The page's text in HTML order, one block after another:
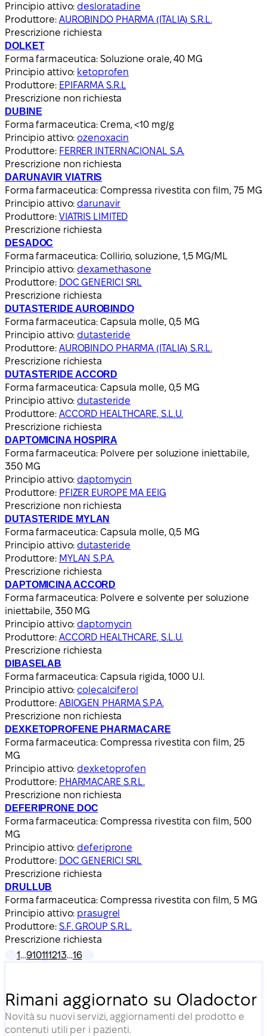
Principio attivo: desloratadine
Produttore: AUROBINDO PHARMA (ITALIA) S.R.L.
Prescrizione richiesta
DOLKET
Forma farmaceutica: Soluzione orale, 40 MG
Principio attivo: ketoprofen
Produttore: EPIFARMA S.R.L
Prescrizione non richiesta
DUBINE
Forma farmaceutica: Crema, <10 mg/g
Principio attivo: ozenoxacin
Produttore: FERRER INTERNACIONAL S.A.
Prescrizione non richiesta
DARUNAVIR VIATRIS
Forma farmaceutica: Compressa rivestita con film, 75 MG
Principio attivo: darunavir
Produttore: VIATRIS LIMITED
Prescrizione richiesta
DESADOC
Forma farmaceutica: Collirio, soluzione, 1,5 MG/ML
Principio attivo: dexamethasone
Produttore: DOC GENERICI SRL
Prescrizione richiesta
DUTASTERIDE AUROBINDO
Forma farmaceutica: Capsula molle, 0,5 MG
Principio attivo: dutasteride
Produttore: AUROBINDO PHARMA (ITALIA) S.R.L.
Prescrizione richiesta
DUTASTERIDE ACCORD
Forma farmaceutica: Capsula molle, 0,5 MG
Principio attivo: dutasteride
Produttore: ACCORD HEALTHCARE, S.L.U.
Prescrizione richiesta
DAPTOMICINA HOSPIRA
Forma farmaceutica: Polvere per soluzione iniettabile,
350 MG
Principio attivo: daptomycin
Produttore: PFIZER EUROPE MA EEIG
Prescrizione non richiesta
DUTASTERIDE MYLAN
Forma farmaceutica: Capsula molle, 0,5 MG
Principio attivo: dutasteride
Produttore: MYLAN S.P.A.
Prescrizione richiesta
DAPTOMICINA ACCORD
Forma farmaceutica: Polvere e solvente per soluzione
iniettabile, 350 MG
Principio attivo: daptomycin
Produttore: ACCORD HEALTHCARE, S.L.U.
Prescrizione richiesta
DIBASELAB
Forma farmaceutica: Capsula rigida, 1000 U.I.
Principio attivo: colecalciferol
Produttore: ABIOGEN PHARMA S.P.A.
Prescrizione non richiesta
DEXKETOPROFENE PHARMACARE
Forma farmaceutica: Compressa rivestita con film, 25
MG
Principio attivo: dexketoprofen
Produttore: PHARMACARE S.R.L.
Prescrizione non richiesta
DEFERIPRONE DOC
Forma farmaceutica: Compressa rivestita con film, 500
MG
Principio attivo: deferiprone
Produttore: DOC GENERICI SRL
Prescrizione richiesta
DRULLUB
Forma farmaceutica: Compressa rivestita con film, 5 MG
Principio attivo: prasugrel
Produttore: S.F. GROUP S.R.L.
Prescrizione richiesta
1…910111213…16
Rimani aggiornato su Oladoctor
Novità su nuovi servizi, aggiornamenti del prodotto e
contenuti utili per i pazienti.